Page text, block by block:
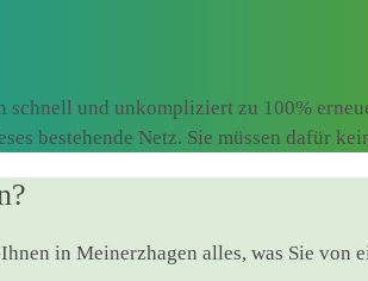
und unkompliziert zu 100%
bestehende Netz. Sie müssen dafür
in Meinerzhagen alles, was Sie von